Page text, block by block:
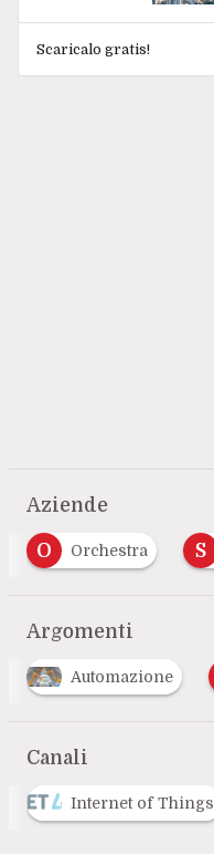
Scaricalo gratis!
Aziende
O Orchestra S
Argomenti
B big data F
Canali
Internet of Things